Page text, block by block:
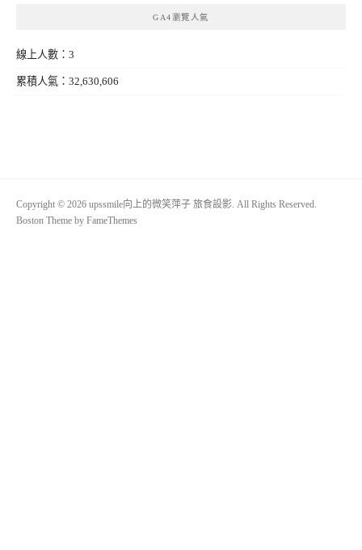
GA4瀏覽人氣
線上人數：3
累積人氣：32,630,606
Copyright © 2026 upssmile向上的微笑萍子 旅食設影. All Rights Reserved.
Boston Theme by FameThemes